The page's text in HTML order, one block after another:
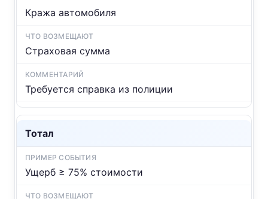
Кража автомобиля
Страховая сумма
Требуется справка из полиции
Тотал
Ущерб ≥ 75% стоимости